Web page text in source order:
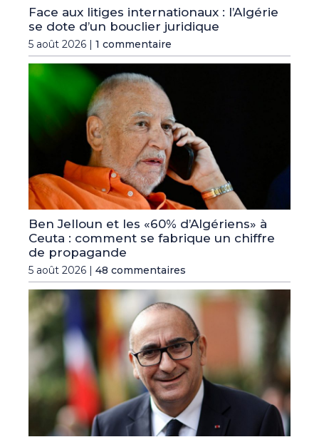
Face aux litiges internationaux : l’Algérie
se dote d’un bouclier juridique
5 août 2026 | 1 commentaire
Ben Jelloun et les «60% d’Algériens» à
Ceuta : comment se fabrique un chiffre
de propagande
5 août 2026 | 48 commentaires